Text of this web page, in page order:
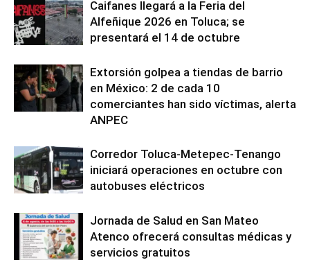
Caifanes llegará a la Feria del
Alfeñique 2026 en Toluca; se
presentará el 14 de octubre
Extorsión golpea a tiendas de barrio
en México: 2 de cada 10
comerciantes han sido víctimas, alerta
ANPEC
Corredor Toluca-Metepec-Tenango
iniciará operaciones en octubre con
autobuses eléctricos
Jornada de Salud en San Mateo
Atenco ofrecerá consultas médicas y
servicios gratuitos